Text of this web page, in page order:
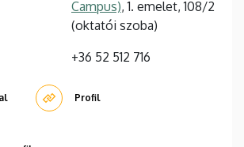
Campus), 1. emelet, 108/2
(oktatói szoba)
+36 52 512 716
Profil